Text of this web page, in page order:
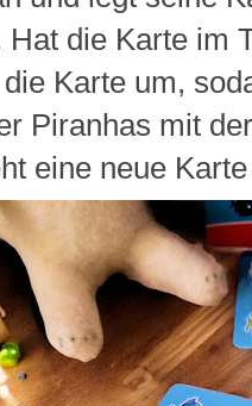
Hat die Karte im
Karte um,
Piranhas mit
eine neue